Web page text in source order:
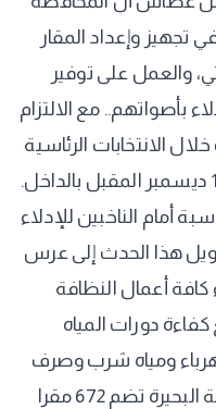
تجهيز وإعداد المقار
والعمل على توفير
بأصواتهم.. مع الالتزام
الانتخابات الرئاسية
المقرر عقدها في الفترة من 10-12 ديسمبر المقبل بالداخل.
أمام الناخبين للإدلاء
هذا الحدث إلى عرس
أعمال النظافة
دورات المياه
ومياه شرب وصرف
صحي. من الجدير بالذكر أن محافظة البحيرة تضم 672 مقرا